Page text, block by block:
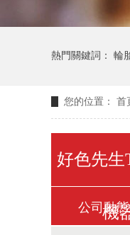
熱門關鍵詞： 輪
您的位置： 首
好色先
機
公司動態